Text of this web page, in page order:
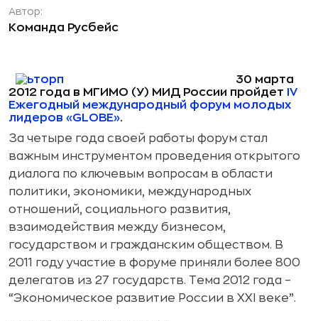
Автор:
Команда Русбейс
30 марта
2012 года в МГИМО (У) МИД России пройдет IV
Ежегодный международный форум молодых
лидеров «GLOBE».
За четыре года своей работы форум стал
важным инструментом проведения открытого
диалога по ключевым вопросам в области
политики, экономики, международных
отношений, социального развития,
взаимодействия между бизнесом,
государством и гражданским обществом. В
2011 году участие в форуме приняли более 800
делегатов из 27 государств. Тема 2012 года –
“Экономическое развитие России в XXI веке”.